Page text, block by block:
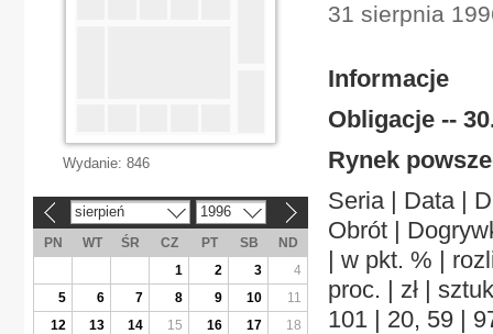
31 sierpnia
Informacje
Obligacje --
Rynek
Seria | Data |
Obrót |
| w pkt. % |
proc. | zł |
101 | 20, 59 |
Wydanie: 846
sierpień 1996
PN WT ŚR CZ PT SB
ND
1
2 3
4
5
6 7 8 9 10
11
12
13 14 15 16 17
18